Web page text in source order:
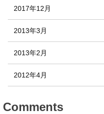
2017年12月
2013年3月
2013年2月
2012年4月
Comments